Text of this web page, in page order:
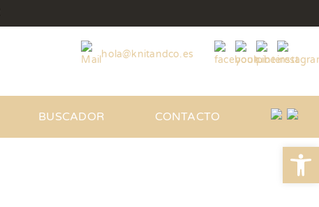
hola@knitandco.es
BUSCADOR CONTACTO
Abrir